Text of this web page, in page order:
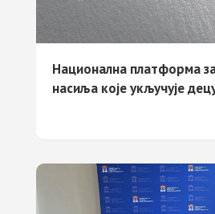
Национална платформа
насиља које укључује